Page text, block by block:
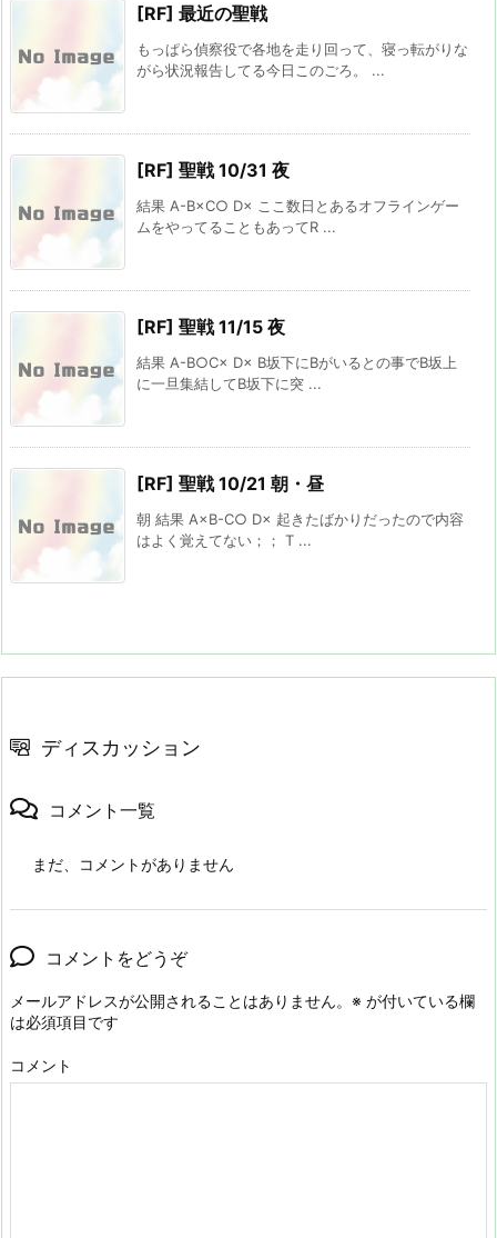
[RF] 最近の聖戦
もっぱら偵察役で各地を走り回って、寝っ転がりな
がら状況報告してる今日このごろ。 ...
[RF] 聖戦 10/31 夜
結果 A-B×C○ D× ここ数日とあるオフラインゲー
ムをやってることもあってR ...
[RF] 聖戦 11/15 夜
結果 A-B○C× D× B坂下にBがいるとの事でB坂上
に一旦集結してB坂下に突 ...
[RF] 聖戦 10/21 朝・昼
朝 結果 A×B-C○ D× 起きたばかりだったので内容
はよく覚えてない；； T ...
ディスカッション
コメント一覧
まだ、コメントがありません
コメントをどうぞ
メールアドレスが公開されることはありません。 ※ が付いている欄
は必須項目です
コメント